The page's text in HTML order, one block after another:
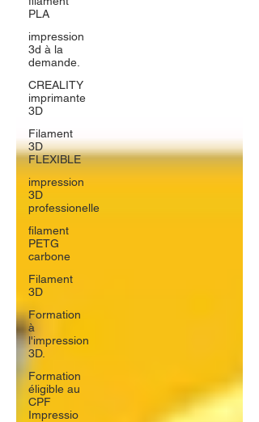
PLA
impression
3d à la
demande.
CREALITY
imprimante
3D
Filament
3D
FLEXIBLE
impression
3D
professionelle
filament
PETG
carbone
Filament
3D
Formation
à
l'impression
3D.
Formation
éligible au
CPF
Impressio